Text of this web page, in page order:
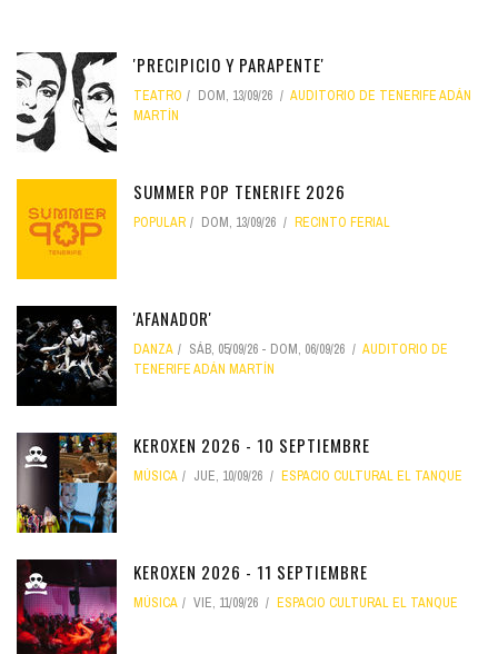
'PRECIPICIO Y PARAPENTE'
TEATRO DOM, 13/09/26
AUDITORIO DE TENERIFE ADÁN
MARTÍN
SUMMER POP TENERIFE 2026
POPULAR DOM, 13/09/26 RECINTO FERIAL
'AFANADOR'
DANZA SÁB, 05/09/26 - DOM, 06/09/26
AUDITORIO DE
TENERIFE ADÁN MARTÍN
KEROXEN 2026 - 10 SEPTIEMBRE
MÚSICA JUE, 10/09/26 ESPACIO CULTURAL EL TANQUE
KEROXEN 2026 - 11 SEPTIEMBRE
MÚSICA VIE, 11/09/26 ESPACIO CULTURAL EL TANQUE